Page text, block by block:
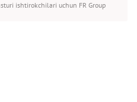
ishtirokchilari uchun FR Group